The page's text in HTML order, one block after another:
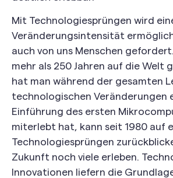
Mit Technologiesprüngen wird
Veränderungsintensität
auch von uns Menschen
mehr als 250 Jahren auf die Welt
hat man während der gesamten
technologischen Veränderungen
Einführung des ersten
miterlebt hat, kann seit 1980 auf
Technologiesprüngen
Zukunft noch viele erleben.
Innovationen liefern die